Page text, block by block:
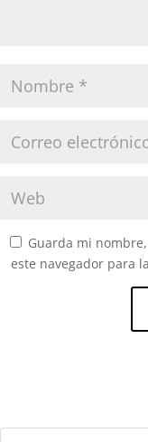
Guarda mi
este navegador para